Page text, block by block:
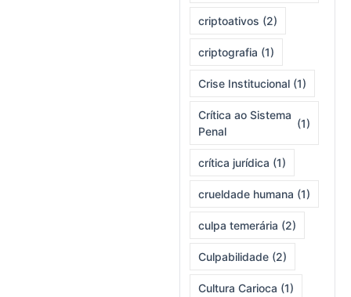
criptoativos (2)
criptografia (1)
Crise Institucional (1)
Crítica ao Sistema
Penal
(1)
crítica jurídica (1)
crueldade humana (1)
culpa temerária (2)
Culpabilidade (2)
Cultura Carioca (1)